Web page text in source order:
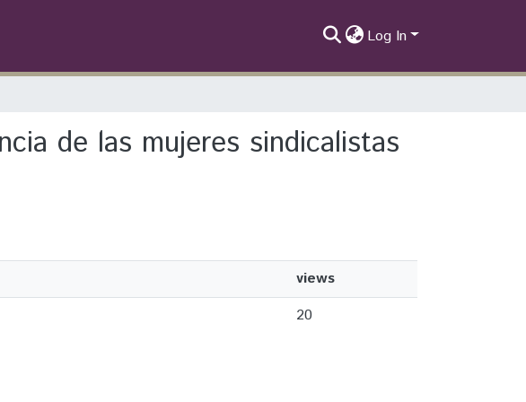
Log In
de las mujeres sindicalistas
views
20